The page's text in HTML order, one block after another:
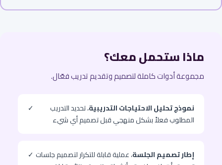
ماذا ستحمل معك؟
مجموعة أدوات كاملة لتصميم وتقديم تدريب فعّال.
✓ نموذج تحليل الاحتياجات التدريبية، تحديد التدريب
المطلوب فعلاً بشكل منهجي قبل تصميم أي شيء
✓ إطار تصميم الجلسة، عملية قابلة للتكرار لتصميم جلسات